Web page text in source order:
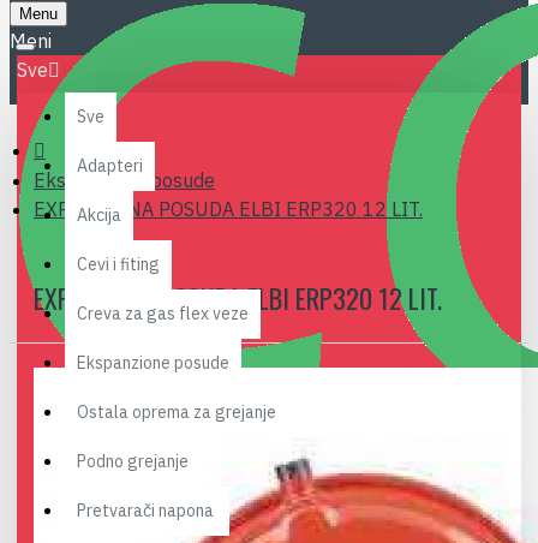
Menu
Sve
Sve
Adapteri
Akcija
Cevi i fiting
Creva za gas flex veze
Ekspanzione posude
Ostala oprema za grejanje
Podno grejanje
Pretvarači napona
Ekspanzione posude
EXPANZIONA POSUDA ELBI ERP320 12 LIT.
EXPANZIONA POSUDA ELBI ERP320 12 LIT.